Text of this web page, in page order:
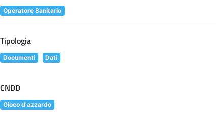
Operatore Sanitario
Tipologia
Documenti Dati
CNDD
Gioco d'azzardo